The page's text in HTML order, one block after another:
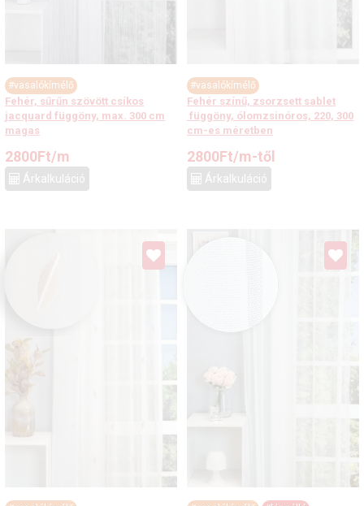
#vasalókímélő
Fehér, sűrűn szövött csíkos
jacquard függöny, max. 300 cm
magas
2800Ft/m
Árkalkuláció
#vasalókímélő
Fehér színű, zsorzsett sablet
függöny, ólomzsinóros, 220, 300
cm-es méretben
2800Ft/m-től
Árkalkuláció